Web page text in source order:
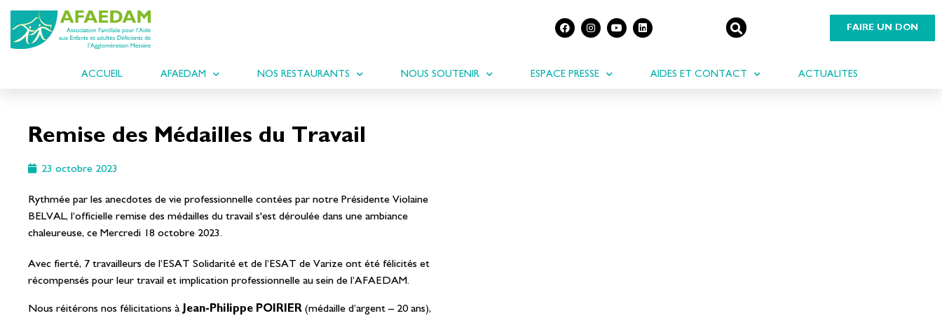
FAIRE UN DON
ACCUEIL AFAEDAM NOS RESTAURANTS NOUS SOUTENIR ESPACE PRESSE AIDES ET CONTACT ACTUALITES
Remise des Médailles du Travail
23 octobre 2023
Rythmée par les anecdotes de vie professionnelle contées par notre Présidente Violaine
BELVAL, l’officielle remise des médailles du travail s'est déroulée dans une ambiance
chaleureuse, ce Mercredi 18 octobre 2023.
Avec fierté, 7 travailleurs de l’ESAT Solidarité et de l’ESAT de Varize ont été félicités et
récompensés pour leur travail et implication professionnelle au sein de l’AFAEDAM.
Nous réitérons nos félicitations à Jean-Philippe POIRIER (médaille d’argent – 20 ans),